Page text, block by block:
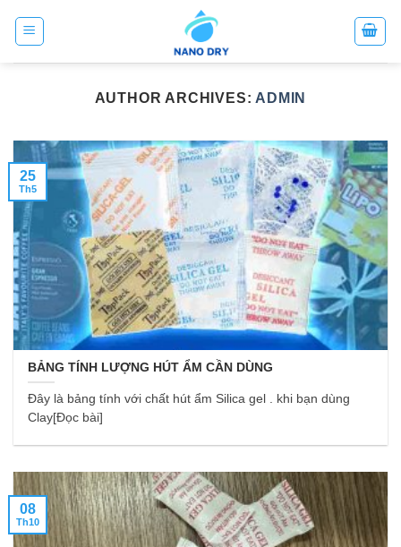
AUTHOR ARCHIVES: ADMIN
BẢNG TÍNH LƯỢNG HÚT ẨM CẦN DÙNG
Đây là bảng tính với chất hút ẩm Silica gel . khi bạn dùng
Clay[Đọc bài]
25
Th5
08
Th10